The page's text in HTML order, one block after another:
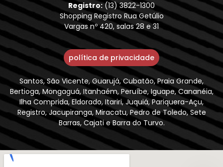
Registro:(13) 3822-1300
Shopping Registro Rua Getúlio
Vargas nº 420, salas 28 e 31
política de privacidade
Santos, São Vicente, Guarujá, Cubatão, Praia Grande,
Bertioga, Mongaguá, Itanhaém, Peruíbe, Iguape, Cananéia,
Ilha Comprida, Eldorado, Itariri, Juquiá, Pariquera-Açu,
Registro, Jacupiranga, Miracatu, Pedro de Toledo, Sete
Barras, Cajati e Barra do Turvo.